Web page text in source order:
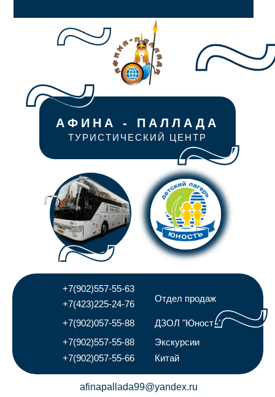
+7(902)057-55-88
+7(902)557-55-63
Отдел продаж
+7(902)057-55-66
+7(902)557-55-88
ДЗОЛ "Юность"
afinapallada99@yandex.ru
Экскурсии
Китай
АФИНА - ПАЛЛАДА
+7(423)225-24-76
ТУРИСТИЧЕСКИЙ ЦЕНТР